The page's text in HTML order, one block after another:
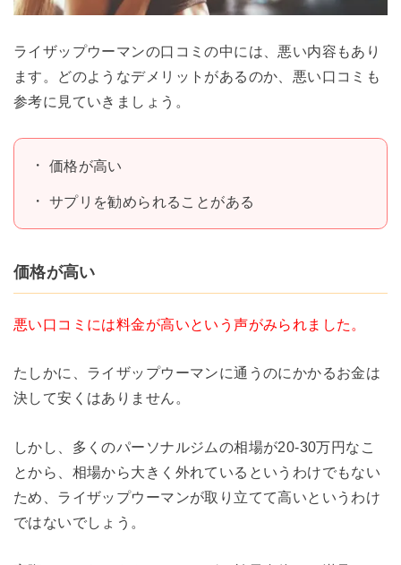
ライザップウーマンの口コミの中には、悪い内容もあり
ます。どのようなデメリットがあるのか、悪い口コミも
参考に見ていきましょう。
価格が高い
サプリを勧められることがある
価格が高い
悪い口コミには料金が高いという声がみられました。
たしかに、ライザップウーマンに通うのにかかるお金は
決して安くはありません。
しかし、多くのパーソナルジムの相場が20-30万円なこ
とから、相場から大きく外れているというわけでもない
ため、ライザップウーマンが取り立てて高いというわけ
ではないでしょう。